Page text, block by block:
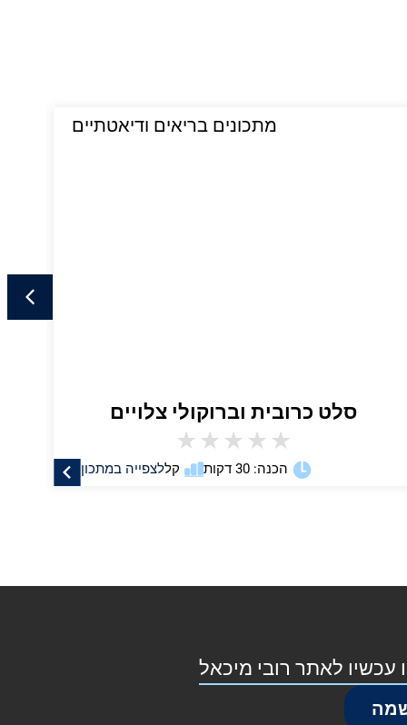
מתכונים בריאים ודיאטתיים
סלט כרובית וברוקולי צלויים
★
★
★
★
★
לצפייה במתכון הכנה: 30 דקות קל
עכשיו לאתר רובי מיכאל